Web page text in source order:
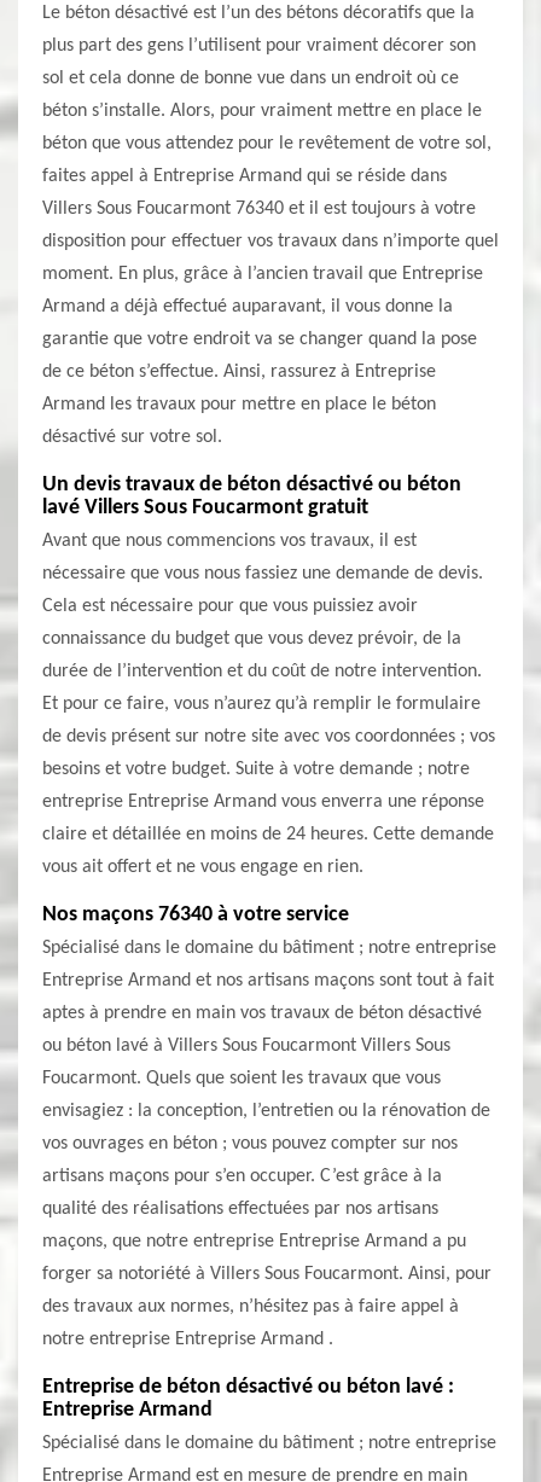
Le béton désactivé est l’un des bétons décoratifs que la
plus part des gens l’utilisent pour vraiment décorer son
sol et cela donne de bonne vue dans un endroit où ce
béton s’installe. Alors, pour vraiment mettre en place le
béton que vous attendez pour le revêtement de votre sol,
faites appel à Entreprise Armand qui se réside dans
Villers Sous Foucarmont 76340 et il est toujours à votre
disposition pour effectuer vos travaux dans n’importe quel
moment. En plus, grâce à l’ancien travail que Entreprise
Armand a déjà effectué auparavant, il vous donne la
garantie que votre endroit va se changer quand la pose
de ce béton s’effectue. Ainsi, rassurez à Entreprise
Armand les travaux pour mettre en place le béton
désactivé sur votre sol.
Un devis travaux de béton désactivé ou béton
lavé Villers Sous Foucarmont gratuit
Avant que nous commencions vos travaux, il est
nécessaire que vous nous fassiez une demande de devis.
Cela est nécessaire pour que vous puissiez avoir
connaissance du budget que vous devez prévoir, de la
durée de l’intervention et du coût de notre intervention.
Et pour ce faire, vous n’aurez qu’à remplir le formulaire
de devis présent sur notre site avec vos coordonnées ; vos
besoins et votre budget. Suite à votre demande ; notre
entreprise Entreprise Armand vous enverra une réponse
claire et détaillée en moins de 24 heures. Cette demande
vous ait offert et ne vous engage en rien.
Nos maçons 76340 à votre service
Spécialisé dans le domaine du bâtiment ; notre entreprise
Entreprise Armand et nos artisans maçons sont tout à fait
aptes à prendre en main vos travaux de béton désactivé
ou béton lavé à Villers Sous Foucarmont Villers Sous
Foucarmont. Quels que soient les travaux que vous
envisagiez : la conception, l’entretien ou la rénovation de
vos ouvrages en béton ; vous pouvez compter sur nos
artisans maçons pour s’en occuper. C’est grâce à la
qualité des réalisations effectuées par nos artisans
maçons, que notre entreprise Entreprise Armand a pu
forger sa notoriété à Villers Sous Foucarmont. Ainsi, pour
des travaux aux normes, n’hésitez pas à faire appel à
notre entreprise Entreprise Armand .
Entreprise de béton désactivé ou béton lavé :
Entreprise Armand
Spécialisé dans le domaine du bâtiment ; notre entreprise
Entreprise Armand est en mesure de prendre en main